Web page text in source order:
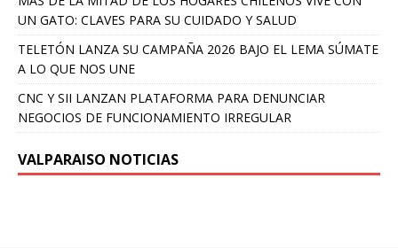
UN GATO: CLAVES PARA SU CUIDADO Y SALUD
TELETÓN LANZA SU CAMPAÑA 2026 BAJO EL LEMA SÚMATE
A LO QUE NOS UNE
CNC Y SII LANZAN PLATAFORMA PARA DENUNCIAR
NEGOCIOS DE FUNCIONAMIENTO IRREGULAR
VALPARAISO NOTICIAS